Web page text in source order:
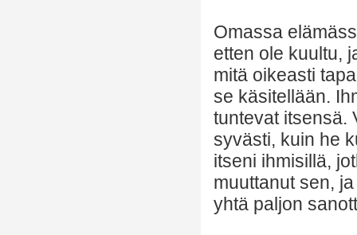
Omassa
etten ole kuultu,
mitä oikeasti
se käsitellään.
tuntevat itsensä.
syvästi, kuin he
itseni ihmisillä,
muuttanut sen,
yhtä paljon